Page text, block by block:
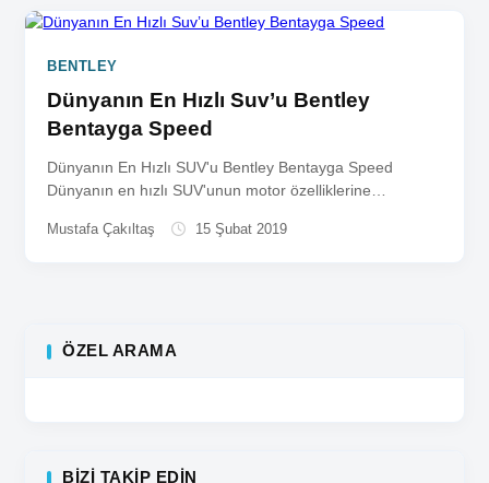
BENTLEY
Dünyanın En Hızlı Suv’u Bentley
Bentayga Speed
Dünyanın En Hızlı SUV'u Bentley Bentayga Speed
Dünyanın en hızlı SUV'unun motor özelliklerine
Mustafa Çakıltaş 15 Şubat 2019
ÖZEL ARAMA
BIZI TAKIP EDIN